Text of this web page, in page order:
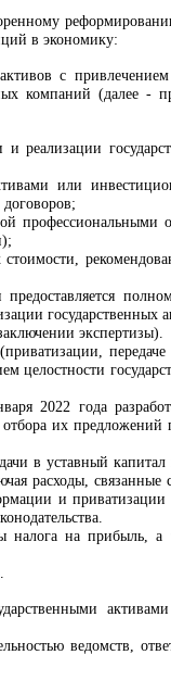
в экономику:
с
компаний (далее -
реализации
или
профессиональными
стоимости,
предоставляется
государственных
экспертизы).
передаче
целостности
2022 года
их предложений
в уставный
расходы, связанные
и приватизации
налога на прибыль, а
.
ведомств,